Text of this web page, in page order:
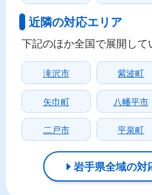
近隣の対応エリア
下記のほか全国で展開して
滝沢市 紫波町
矢巾町 八幡平市
二戸市 平泉町
岩手県全域の対